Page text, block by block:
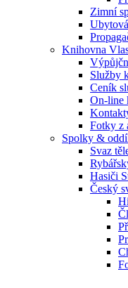
Zimní
Knihovna
Služby
Ceník
On-line
Fotky z
Spolky &
Svaz
Hasiči
Český